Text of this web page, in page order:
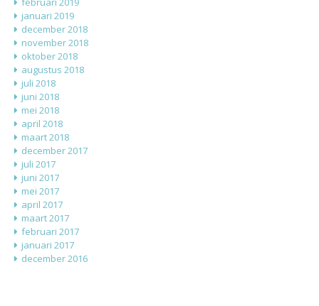
januari 2019
december 2018
november 2018
oktober 2018
augustus 2018
juli 2018
juni 2018
mei 2018
april 2018
maart 2018
december 2017
juli 2017
juni 2017
mei 2017
april 2017
maart 2017
februari 2017
januari 2017
december 2016